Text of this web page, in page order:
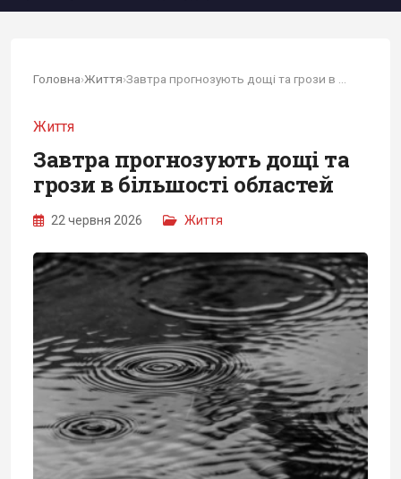
Головна›Життя›
Життя
Завтра прогнозують дощі та
грози в більшості областей
22 червня 2026 Життя